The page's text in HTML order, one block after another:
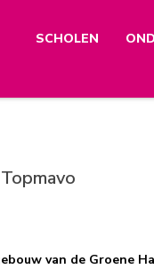
SCHOLEN
van de Groene